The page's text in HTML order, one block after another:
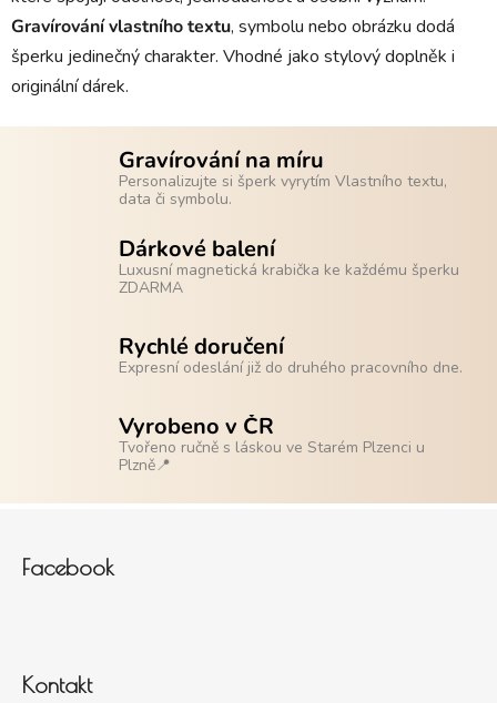
Gravírovánívlastníhotextu, symbolu nebo obrázku dodá
šperku jedinečný charakter. Vhodné jako stylový doplněk i
originální dárek.
Gravírování na míru
Personalizujte si šperk vyrytím Vlastního textu,
data či symbolu.
Dárkové balení
Luxusní magnetická krabička ke každému šperku
ZDARMA
Rychlé doručení
Expresní odeslání již do druhého pracovního dne.
Vyrobeno v ČR
Tvořeno ručně s láskou ve Starém Plzenci u
Plzně📍
Facebook
Kontakt